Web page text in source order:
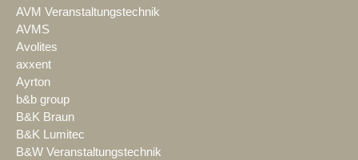
AVM Veranstaltungstechnik
AVMS
Avolites
axxent
Ayrton
b&b group
B&K Braun
B&K Lumitec
B&W Veranstaltungstechnik